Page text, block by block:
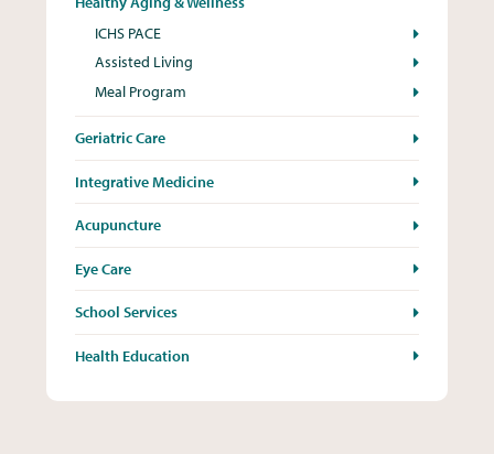
ICHS PACE
Assisted Living
Meal Program
Geriatric Care
Integrative Medicine
Acupuncture
Eye Care
School Services
Health Education